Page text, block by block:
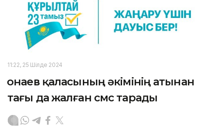
11:22, 25 Шілде 2024
Қонаев қаласының әкімінің атынан
тағы да жалған смс тарады